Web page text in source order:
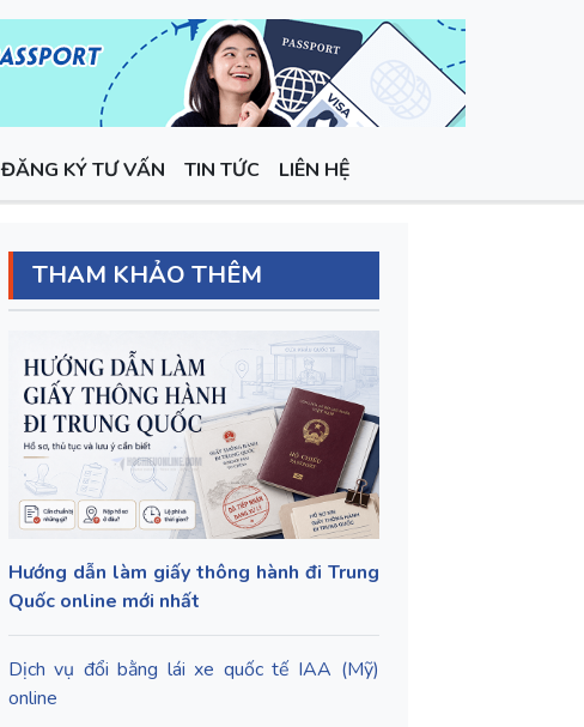
ĐĂNG KÝ TƯ VẤN TIN TỨC LIÊN HỆ
THAM KHẢO THÊM
Hướng dẫn làm giấy thông hành đi Trung
Quốc online mới nhất
Dịch vụ đổi bằng lái xe quốc tế IAA (Mỹ)
online